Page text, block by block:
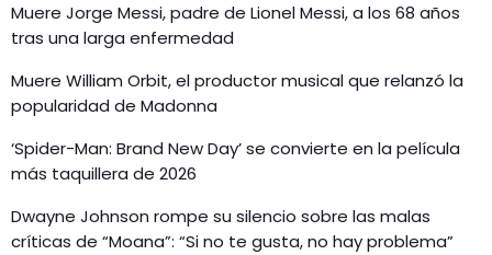
Muere Jorge Messi, padre de Lionel Messi, a los 68 años
tras una larga enfermedad
Muere William Orbit, el productor musical que relanzó la
popularidad de Madonna
‘Spider-Man: Brand New Day’ se convierte en la película
más taquillera de 2026
Dwayne Johnson rompe su silencio sobre las malas
críticas de “Moana”: “Si no te gusta, no hay problema”